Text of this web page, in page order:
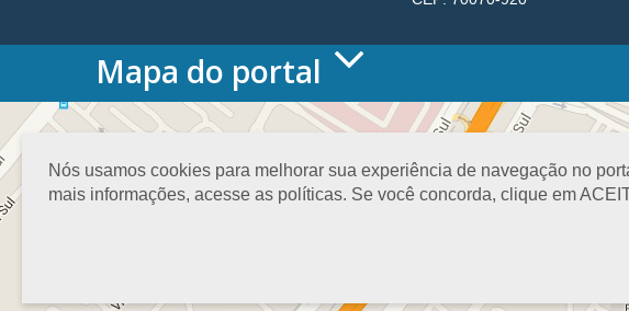
Nós usamos cookies para melhorar sua experiência de navegação no
mais informações, acesse as políticas. Se você concorda, clique em
Mapa do portal
HOME
O CONSELHO
Conselho Diretor
Nossa Sede
Planejamento
VICE-
Controle